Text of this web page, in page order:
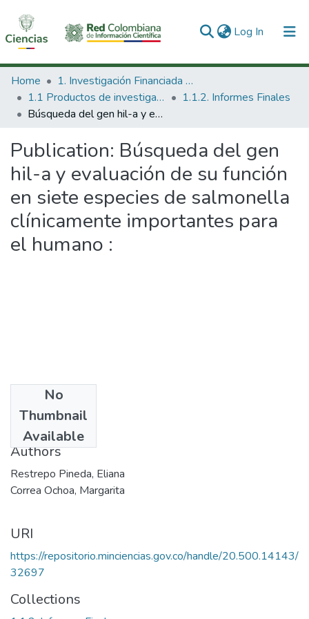
Log In (current)
Communities & Collections
All of DSpace
Home
1. Investigación Financiada con Recursos Públicos
1.1 Productos de investigación
1.1.2. Informes Finales
Búsqueda del gen hil-a y evaluación de su función en siete especies de salmonella clínicamente importantes para el humano :
Publication: Búsqueda del gen
hil-a y evaluación de su función
en siete especies de salmonella
clínicamente importantes para
el humano :
No
Thumbnail
Available
2000
Authors
Restrepo Pineda, Eliana
Correa Ochoa, Margarita
URI
https://repositorio.minciencias.gov.co/handle/20.500.14143/
32697
Collections